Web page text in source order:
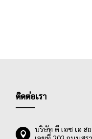
ติดต่อเรา
บริษัท ดี เอช เอ ส